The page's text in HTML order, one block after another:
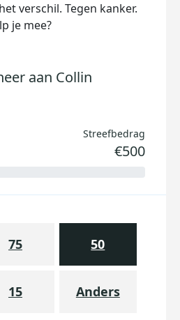
verschil. Tegen kanker.
je mee?
aan Collin
Streefbedrag
€500
75 50
15 Anders